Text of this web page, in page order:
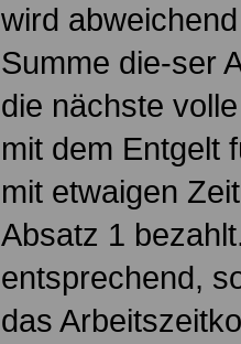
wird
Summe die-ser
die nächste
mit dem Entgelt
mit etwaigen
Absatz 1
entsprechend,
das